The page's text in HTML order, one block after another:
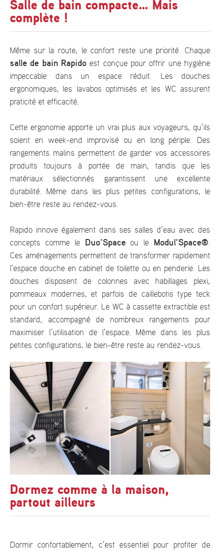
Salle de bain compacte… Mais
complète !
Même sur la route, le confort reste une priorité. Chaque
salle de bain Rapido est conçue pour offrir une hygiène
impeccable dans un espace réduit. Les douches
ergonomiques, les lavabos optimisés et les WC assurent
praticité et efficacité.
Cette ergonomie apporte un vrai plus aux voyageurs, qu’ils
soient en week-end improvisé ou en long périple. Des
rangements malins permettent de garder vos accessoires
produits toujours à portée de main, tandis que les
matériaux sélectionnés garantissent une excellente
durabilité. Même dans les plus petites configurations, le
bien-être reste au rendez-vous.
Rapido innove également dans ses salles d’eau avec des
concepts comme le
Duo’Spaceou le Modul’Space®.
Ces aménagements permettent de transformer rapidement
l’espace douche en cabinet de toilette ou en penderie. Les
douches disposent de colonnes avec habillages plexi,
pommeaux modernes, et parfois de caillebotis type teck
pour un confort supérieur. Le WC à cassette extractible est
standard, accompagné de nombreux rangements pour
maximiser l’utilisation de l’espace. Même dans les plus
petites configurations, le bien-être reste au rendez-vous.
Dormez comme à la maison,
partout ailleurs
Dormir confortablement, c’est essentiel pour profiter de